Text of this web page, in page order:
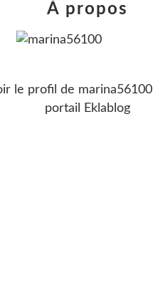
À propos
le profil de marina56100
portail Eklablog